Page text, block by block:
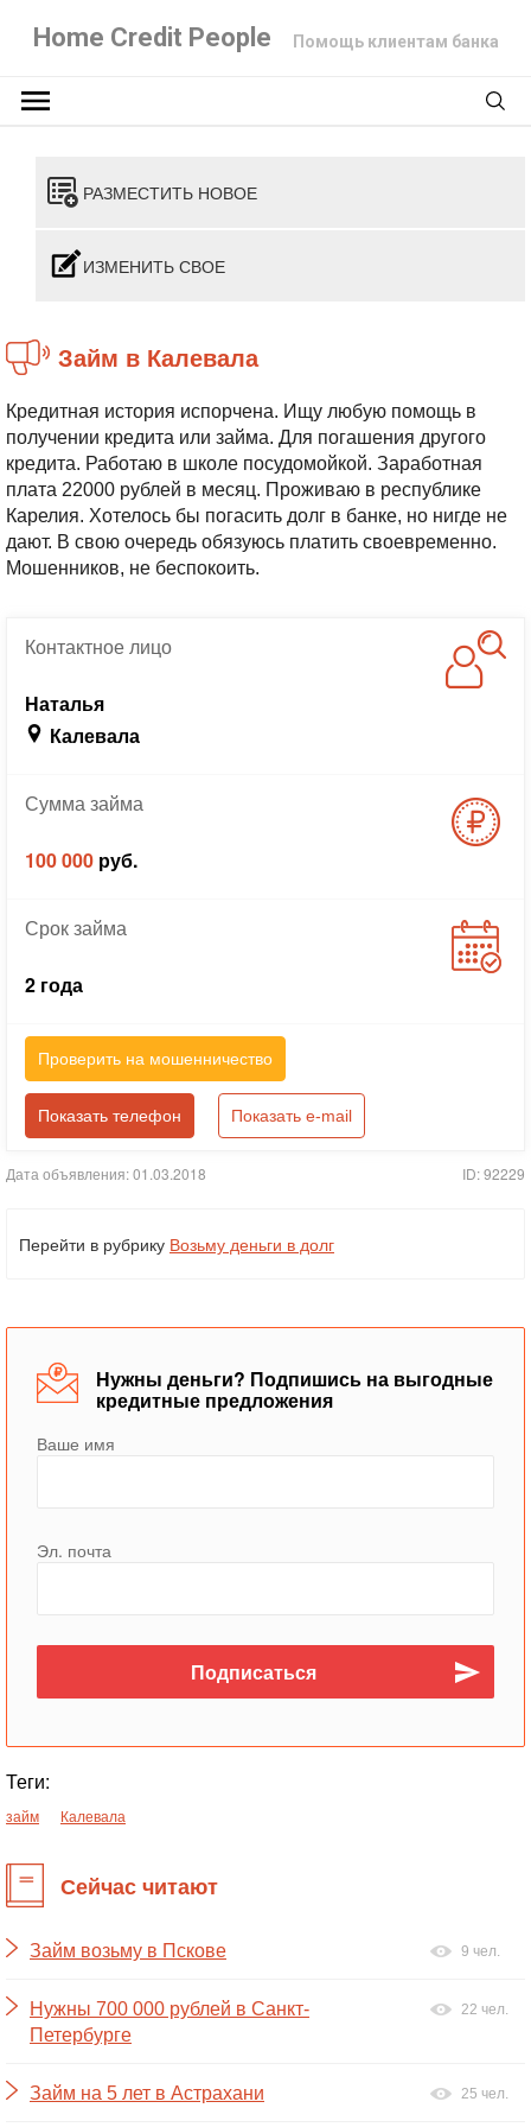
Home Credit People Помощь клиентам банка
РАЗМЕСТИТЬ НОВОЕ
ИЗМЕНИТЬ СВОЕ
Займ в Калевала
Кредитная история испорчена. Ищу любую помощь в
получении кредита или займа. Для погашения другого
кредита. Работаю в школе посудомойкой. Заработная
плата 22000 рублей в месяц. Проживаю в республике
Карелия. Хотелось бы погасить долг в банке, но нигде не
дают. В свою очередь обязуюсь платить своевременно.
Мошенников, не беспокоить.
Контактноелицо
Наталья
Калевала
Суммазайма
100 000 руб.
Срокзайма
2 года
Проверить на мошенничество
Показать телефон Показать e-mail
Дата объявления: 01.03.2018 ID: 92229
Перейти в рубрику Возьму деньги в долг
Нужны деньги? Подпишись на выгодные
кредитные предложения
Ваше имя
Эл. почта
Теги:
займ Калевала
Сейчас читают
Займ возьму в Пскове 9 чел.
Нужны 700 000 рублей в Санкт-
Петербурге
22 чел.
Займ на 5 лет в Астрахани 25 чел.